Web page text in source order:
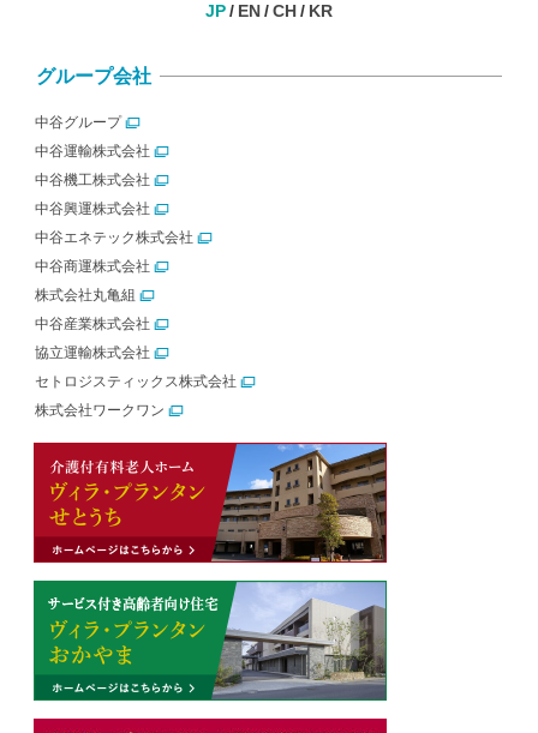
JP EN CH KR
グループ会社
中谷グループ
中谷運輸株式会社
中谷機工株式会社
中谷興運株式会社
中谷エネテック株式会社
中谷商運株式会社
株式会社丸亀組
中谷産業株式会社
協立運輸株式会社
セトロジスティックス株式会社
株式会社ワークワン